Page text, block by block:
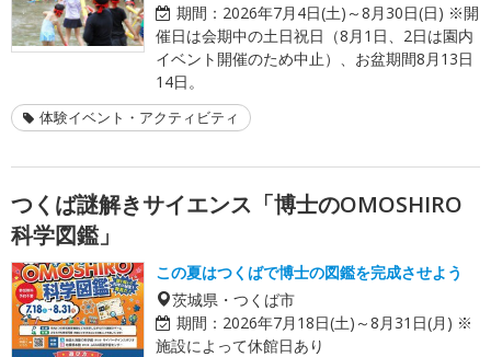
期間： 2026年7月4日(土)～8月30日(日) ※開
催日は会期中の土日祝日（8月1日、2日は園内
イベント開催のため中止）、お盆期間8月13日
14日。
体験イベント・アクティビティ
つくば謎解きサイエンス「博士のOMOSHIRO
科学図鑑」
この夏はつくばで博士の図鑑を完成させよう
茨城県・つくば市
期間： 2026年7月18日(土)～8月31日(月) ※
施設によって休館日あり